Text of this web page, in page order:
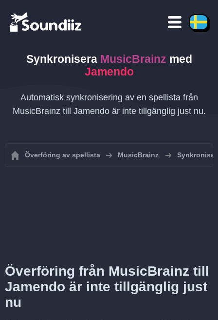
Synkronisera MusicBrainz med
Jamendo
Automatisk synkronisering av en spellista från
MusicBrainz till Jamendo är inte tillgänglig just nu.
Överföring av spellista MusicBrainz
Överföring från MusicBrainz till
Jamendo är inte tillgänglig just
nu